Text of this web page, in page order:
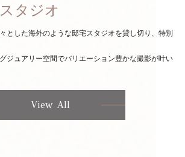
タジオ
とした海外のような邸宅スタジオを貸し切り、特別
ジュアリー空間でバリエーション豊かな撮影が叶い
View All